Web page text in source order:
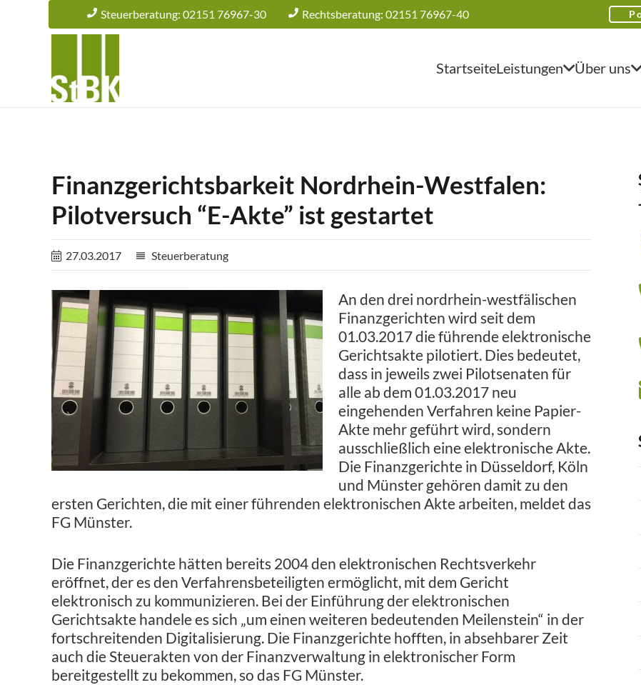
Steuerberatung: 02151 76967-30 Rechtsberatung: 02151 76967-40
StartseiteLeistungen Über uns
Finanzgerichtsbarkeit Nordrhein-Westfalen:
Pilotversuch “E-Akte” ist gestartet
27.03.2017 reorder Steuerberatung
An den drei nordrhein-westfälischen
Finanzgerichten wird seit dem
01.03.2017 die führende elektronische
Gerichtsakte pilotiert. Dies bedeutet,
dass in jeweils zwei Pilotsenaten für
alle ab dem 01.03.2017 neu
eingehenden Verfahren keine Papier-
Akte mehr geführt wird, sondern
ausschließlich eine elektronische Akte.
Die Finanzgerichte in Düsseldorf, Köln
und Münster gehören damit zu den
ersten Gerichten, die mit einer führenden elektronischen Akte arbeiten, meldet das
FG Münster.
Die Finanzgerichte hätten bereits 2004 den elektronischen Rechtsverkehr
eröffnet, der es den Verfahrensbeteiligten ermöglicht, mit dem Gericht
elektronisch zu kommunizieren. Bei der Einführung der elektronischen
Gerichtsakte handele es sich „um einen weiteren bedeutenden Meilenstein“ in der
fortschreitenden Digitalisierung. Die Finanzgerichte hofften, in absehbarer Zeit
auch die Steuerakten von der Finanzverwaltung in elektronischer Form
bereitgestellt zu bekommen, so das FG Münster.